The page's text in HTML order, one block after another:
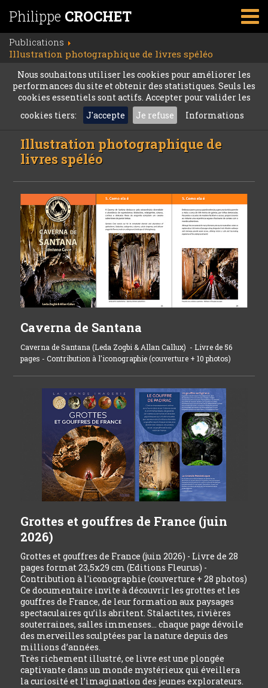
Philippe CROCHET
Publications
Illustration photographique de livres spéléo
Nous souhaitons utiliser les cookies pour améliorer les
performances du site et obtenir des statistiques. Seuls les
cookies essentiels sont actifs. Accepter pour valider les
cookies tiers:
J'accepte Je refuse Informations
Illustration photographique de
livres spéléo
Caverna de Santana
Caverna de Santana (Leda Zogbi & Allan Callux) - Livre de 56
pages - Contribution à l'iconographie (couverture +10photos)
Grottes et gouffres de France (juin
2026)
Grottes et gouffres de France (juin 2026) - Livre de 28
pages format 23,5x29 cm (Editions Fleurus) -
Contribution à l'iconographie (couverture + 28 photos)
Ce documentaire invite à découvrir les grottes et les
gouffres de France, de leur formation aux paysages
spectaculaires qu’ils abritent. Stalactites, rivières
souterraines, salles immenses… chaque page dévoile
des merveilles sculptées par la nature depuis des
millions d’années.
Très richement illustré, ce livre est une plongée
captivante dans un monde mystérieux qui éveillera
la curiosité et l’imagination des jeunes explorateurs.